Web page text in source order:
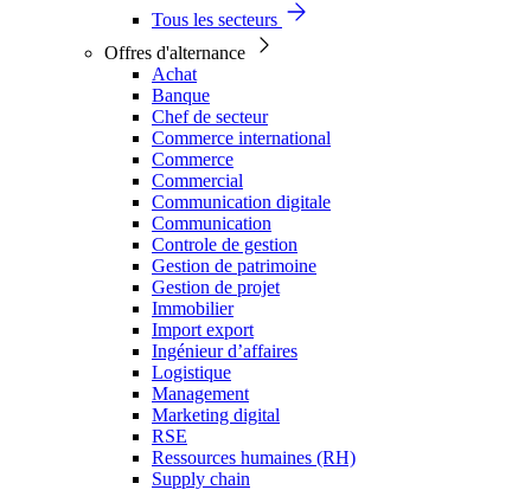
Tous les secteurs
Offres d'alternance
Achat
Banque
Chef de secteur
Commerce international
Commerce
Commercial
Communication digitale
Communication
Controle de gestion
Gestion de patrimoine
Gestion de projet
Immobilier
Import export
Ingénieur d’affaires
Logistique
Management
Marketing digital
RSE
Ressources humaines (RH)
Supply chain